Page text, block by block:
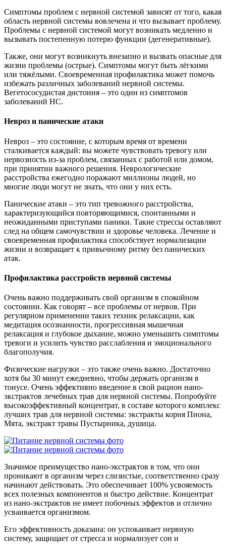
Симптомы проблем с нервной системой зависят от того, какая
область нервной системы вовлечена и что вызывает проблему.
Проблемы с нервной системой могут возникать медленно и
вызывать постепенную потерю функции (дегенеративные).
Также, они могут возникнуть внезапно и вызвать опасные для
жизни проблемы (острые). Симптомы могут быть лёгкими
или тяжёлыми. Своевременная профилактика может помочь
избежать различных заболеваний нервной системы.
Вегетососудистая дистония – это один из симптомов
заболеваний НС.
Невроз и панические атаки
Невроз – это состояние, с которым время от времени
сталкивается каждый: вы можете чувствовать тревогу или
нервозность из-за проблем, связанных с работой или домом,
при принятии важного решения. Неврологические
расстройства ежегодно поражают миллионы людей, но
многие люди могут не знать, что они у них есть.
Панические атаки – это тип тревожного расстройства,
характеризующийся повторяющимися, спонтанными и
неожиданными приступами паники. Такие стрессы оставляют
след на общем самочувствии и здоровье человека. Лечение и
своевременная профилактика способствует нормализации
жизни и возвращает к привычному ритму без панических
атак.
Профилактика расстройств нервной системы
Очень важно поддерживать свой организм в спокойном
состоянии. Как говорят – все проблемы от нервов. При
регулярном применении таких техник релаксации, как
медитация осознанности, прогрессивная мышечная
релаксация и глубокое дыхание, можно уменьшить симптомы
тревоги и усилить чувство расслабления и эмоционального
благополучия.
Физические нагрузки – это также очень важно. Достаточно
хотя бы 30 минут ежедневно, чтобы держать организм в
тонусе. Очень эффективно введение в свой рацион нано-
экстрактов лечебных трав для нервной системы. Попробуйте
высокоэффективный концентрат, в составе которого комплекс
лучших трав для нервной системы: экстракты корня Пиона,
Мята, экстракт травы Пустырника, душица.
Значимое преимущество нано-экстрактов в том, что они
проникают в организм через слизистые, соответственно сразу
начинают действовать. Это обеспечивает 100% усвояемость
всех полезных компонентов и быстро действие. Концентрат
из нано-экстрактов не имеет побочных эффектов и отлично
усваивается организмом.
Его эффективность доказана: он успокаивает нервную
систему, защищает от стресса и нормализует сон и